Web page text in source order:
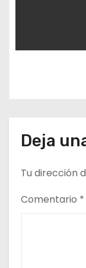
d
Deja
Tu dirección
Comentario *